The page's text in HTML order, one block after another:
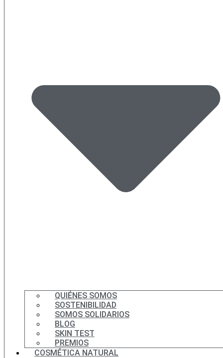
QUIÉNES SOMOS
SOSTENIBILIDAD
SOMOS SOLIDARIOS
BLOG
SKIN TEST
PREMIOS
COSMÉTICA NATURAL